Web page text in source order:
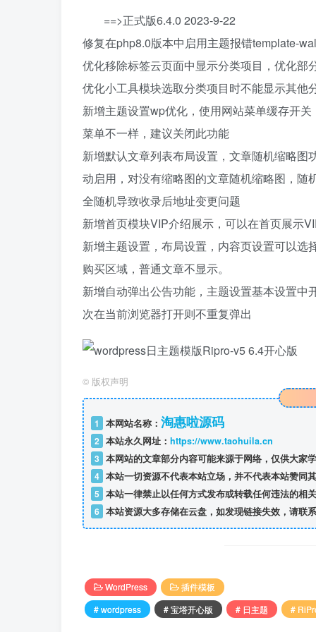
==>正式版6.4.0 2023-9-22
修复在php8.0版本中启用主题报错template-
优化移除标签云页面中显示分类项目，优化部
优化小工具模块选取分类项目时不能显示其他
新增主题设置wp优化，使用网站菜单缓存开
菜单不一样，建议关闭此功能
新增默认文章列表布局设置，文章随机缩略
动启用，对没有缩略图的文章随机缩略图，
全随机导致收录后地址变更问题
新增首页模块VIP介绍展示，可以在首页展示
新增主题设置，布局设置，内容页设置可以
购买区域，普通文章不显示。
新增自动弹出公告功能，主题设置基本设置
次在当前浏览器打开则不重复弹出
© 版权声明
1 本网站名称： 淘惠啦源码
2 本站永久网址： https://www.taohuila.cn
3 本网站的文章部分内容可能来源于网络，仅供大家
4 本站一切资源不代表本站立场，并不代表本站赞同
5 本站一律禁止以任何方式发布或转载任何违法的相
6 本站资源大多存储在云盘，如发现链接失效，请联
WordPress
插件模板
# wordpress
# 宝塔开心版 # 日主题 #